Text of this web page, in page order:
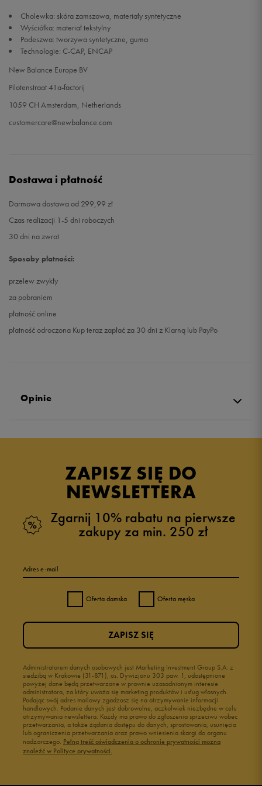
Cholewka: skóra zamszowa, materiały syntetyczne
Wyściółka: materiał tekstylny
Podeszwa: tworzywa syntetyczne, guma
Technologie: C-CAP, ENCAP
New Balance Europe BV
Pilotenstraat 41a-factorij
1059 CH Amsterdam, Netherlands
customercare@newbalance.com
Dostawa i płatność
Darmowa dostawa od 299,99 zł
Czas realizacji 1-5 dni roboczych
30 dni na zwrot
Sposoby płatności:
przelew zwykły
za pobraniem
płatność online
płatność odroczona Kup teraz zapłać za 30 dni z Klarną lub PayPo
Opinie
ZAPISZ SIĘ DO
NEWSLETTERA
Zgarnij 10% rabatu na pierwsze
zakupy za min. 250 zł
Adres e-mail
Oferta damska Oferta męska
Administratorem danych osobowych jest Marketing Investment Group S.A. z
siedzibą w Krakowie (31-871), os. Dywizjonu 303 paw. 1, udostępnione
powyżej dane będą przetwarzane w prawnie uzasadnionym interesie
administratora, za który uważa się marketing produktów i usług własnych.
Podając swój adres mailowy zgadzasz się na otrzymywanie informacji
handlowych. Podanie danych jest dobrowolne, aczkolwiek niezbędne w celu
otrzymywania newslettera. Każdy ma prawo do zgłoszenia sprzeciwu wobec
przetwarzania, a także żądania dostępu do danych, sprostowania, usunięcia
lub ograniczenia przetwarzania oraz prawo wniesienia skargi do organu
nadzorczego. Pełną treść oświadczenia o ochronie prywatności można
znaleźć w Polityce prywatności.
ZAPISZ SIĘ